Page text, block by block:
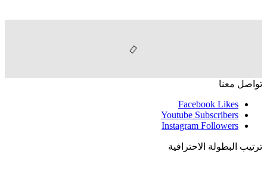
تواصل معنا
Facebook Likes
Youtube Subscribers
Instagram Followers
ترتيب البطولة الاحترافية